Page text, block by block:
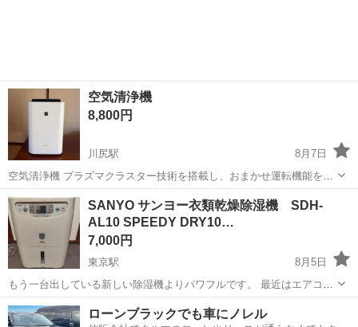
空気清浄機
8,800円
川尻駅
8月7日
空気清浄機 プラズマクラスター技術を搭載し、おまかせ運転機能を備
えた空気清浄機です。 KC-J50-W 素人保管のため水取り換え部分にプ
ラスチックヤケみられますので、写真確認後神経質な方はご遠慮くだ
さい 当時の販売...
熊本 熊本市 季節、空調家電
SANYO サンヨー衣類乾燥除湿機 SDH-
AL10 SPEEDY DRY10…
7,000円
東京駅
8月5日
もう一台出している新しい除湿機よりパワフルです。 最近はエアコン
と扇風機で済ませているため使わないのでどなたか購入頂けたら助か
ります。 昔は部屋（四畳半）が寒くなるくらいに稼働していた記憶が
熊本 熊本市 東京駅 季節、空調家電
ローンブラックでも車にノレル